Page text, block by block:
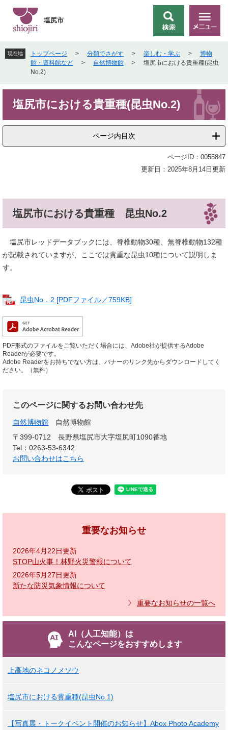
先
頭
。
を
飛
て
索
メ
ニ
ー
塩尻市
現在地 トップページ > 分類でさがす > 楽しむ・学ぶ >
博物
館・資料館など
> 自然博物館 >
塩尻市における貴重種(昆虫
No.2)
塩尻市における貴重種(昆虫No.2)
ページ内目次
ページID：0055847
更新日：2025年8月14日更新
塩尻市における貴重種 昆虫No.2
塩尻市レッドデータブックには、脊椎動物30種、無脊椎動物132種
が記載されていますが、ここでは貴重な昆虫10種について説明しま
す。
昆虫No．2 [PDFファイル／759KB]
PDF形式のファイルをご覧いただく場合には、Adobe社が提供するAdobe
Readerが必要です。
Adobe Readerをお持ちでない方は、バナーのリンク先からダウンロードしてく
ださい。（無料）
このページに関するお問い合わせ先
自然博物館
自然博物館
〒399-0712
長野県塩尻市大字塩尻町1090番地
Tel：0263-53-6342
お問い合わせはこちら
重要なお知らせ
2026年4月22日更新
STOP山火事！林野火災警報について
2026年5月27日更新
新たな防災気象情報について
重要なお知らせの一覧へ
AI（人工知能）は
こんなページをおすすめします
上高地のネコノメソウ
塩尻市における貴重種(昆虫No.1)
【写真展・トークイベント開催のお知らせ】Abox Photo Academy